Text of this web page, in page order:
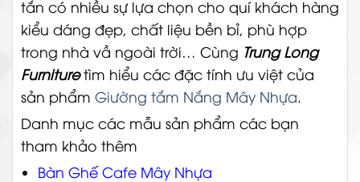
tắn có nhiều sự lựa chọn cho quí khách hàng
kiểu dáng đẹp, chất liệu bền bỉ, phù hợp
trong nhà vầ ngoài trời… Cùng Trung Long
Furnituretìm hiểu các đặc tính ưu việt của
sản phẩm Giường tắm Nắng Mây Nhựa.
Danh mục các mẫu sản phẩm các bạn
tham khảo thêm
Bàn Ghế Cafe Mây Nhựa